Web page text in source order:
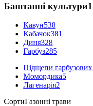
Баштанні культури
Кавун538
Кабачок381
Диня328
Гарбуз285
Підщепи гарбузових
Момордика5
Лагенарія2
СортиГазонні трави